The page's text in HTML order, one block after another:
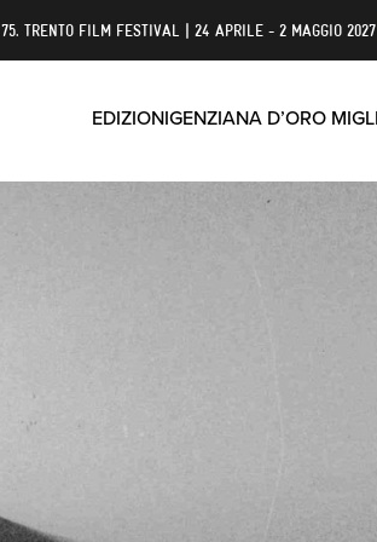
75. TRENTO FILM FESTIVAL | 24 APRILE - 2 MAGGIO 2027
EDIZIONIGENZIANA D’ORO